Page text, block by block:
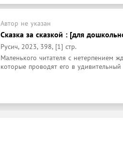
Автор не указан
Сказка за сказкой : [для
Русич, 2023, 398, [1] стр.
Маленького читателя с нетерпением
которые проводят его в